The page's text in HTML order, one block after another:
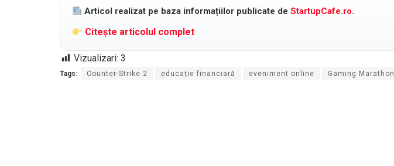
Articol realizat pe baza informațiilor publicate deStartupCafe.ro.
Citește articolul complet
Vizualizari: 3
Tags: Counter-Strike 2 educație financiară eveniment online Gaming Marathon